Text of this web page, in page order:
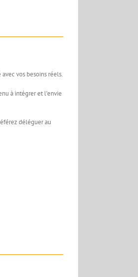
vos besoins réels.
à intégrer et l’envie
déléguer au